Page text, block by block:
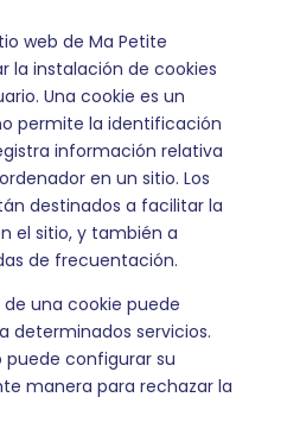
web de Ma Petite
la instalación de cookies
Una cookie es un
permite la identificación
información relativa
en un sitio. Los
destinados a facilitar la
el sitio, y también a
de frecuentación.
una cookie puede
determinados servicios.
puede configurar su
manera para rechazar la